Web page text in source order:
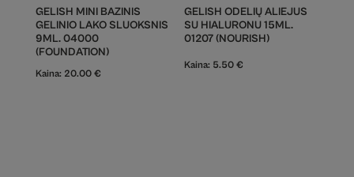
GELISH MINI BAZINIS
GELINIO LAKO SLUOKSNIS
9ML. 04000
(FOUNDATION)
Kaina: 20.00 €
GELISH ODELIŲ ALIEJUS
SU HIALURONU 15ML.
01207 (NOURISH)
Kaina: 5.50 €